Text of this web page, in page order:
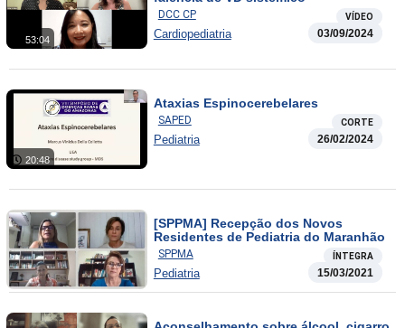
53:04
DCC CP VÍDEO
Cardiopediatria 03/09/2024
20:48
Ataxias Espinocerebelares
SAPED CORTE
Pediatria 26/02/2024
[SPPMA] Recepção dos Novos
Residentes de Pediatria do Maranhão
SPPMA ÍNTEGRA
Pediatria 15/03/2021